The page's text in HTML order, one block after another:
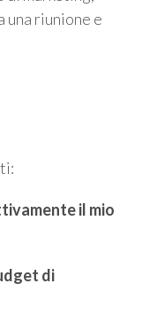
riunione e
il mio
di